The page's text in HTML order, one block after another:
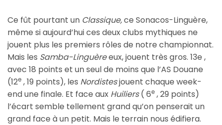
Ce fût pourtant un Classique,ce Sonacos-Linguère,
même si aujourd’hui ces deux clubs mythiques ne
jouent plus les premiers rôles de notre championnat.
Mais les Samba-Linguèreeux, jouent très gros. 13e ,
avec 18 points et un seul de moins que l’AS Douane
(12e , 19 points), les Nordistesjouent chaque week-
end une finale. Et face aux Huiliers( 6e , 29 points)
l’écart semble tellement grand qu’on penserait un
grand face à un petit. Mais le terrain nous édifiera.